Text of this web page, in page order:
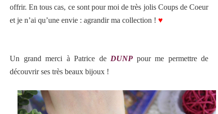
offrir. En tous cas, ce sont pour moi de très jolis Coups de Coeur
et je n’ai qu’une envie : agrandir ma collection ! ♥
Un grand merci à Patrice de DUNP pour me permettre de
découvrir ses très beaux bijoux !